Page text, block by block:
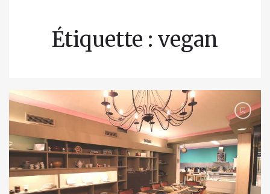
Étiquette : vegan